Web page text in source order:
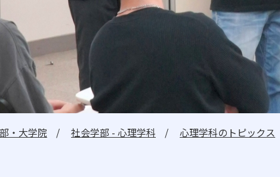
・大学院 社会学部 - 心理学科 心理学科のトピックス